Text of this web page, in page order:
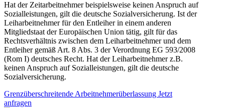
Hat der Zeitarbeitnehmer beispielsweise keinen Anspruch auf
Sozialleistungen, gilt die deutsche Sozialversicherung. Ist der
Leiharbeitnehmer für den Entleiher in einem anderen
Mitgliedstaat der Europäischen Union tätig, gilt für das
Rechtsverhältnis zwischen dem Leiharbeitnehmer und dem
Entleiher gemäß Art. 8 Abs. 3 der Verordnung EG 593/2008
(Rom I) deutsches Recht. Hat der Leiharbeitnehmer z.B.
keinen Anspruch auf Sozialleistungen, gilt die deutsche
Sozialversicherung.
Grenzüberschreitende Arbeitnehmerüberlassung Jetzt
anfragen